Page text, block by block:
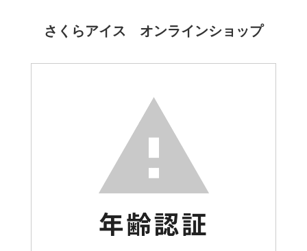
さくらアイス オンラインショップ